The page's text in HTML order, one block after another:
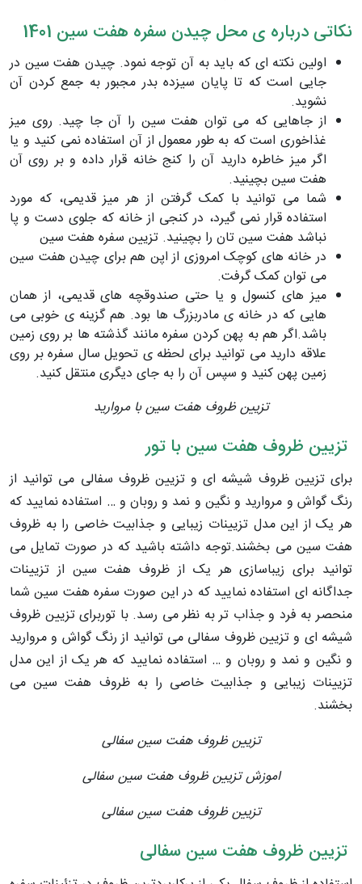
نکاتی درباره ی محل چیدن سفره هفت سین 1401
اولین نکته ای که باید به آن توجه نمود. چیدن هفت سین در
جایی است که تا پایان سیزده بدر مجبور به جمع کردن آن
نشوید.
از جاهایی که می توان هفت سین را آن جا چید. روی میز
غذاخوری است که به طور معمول از آن استفاده نمی کنید و یا
اگر میز خاطره دارید آن را کنج خانه قرار داده و بر روی آن
هفت سین بچینید.
شما می توانید با کمک گرفتن از هر میز قدیمی، که مورد
استفاده قرار نمی گیرد، در کنجی از خانه که جلوی دست و پا
نباشد هفت سین تان را بچینید. تزیین سفره هفت سین
در خانه های کوچک امروزی از اپن هم برای چیدن هفت سین
می توان کمک گرفت.
میز های کنسول و یا حتی صندوقچه های قدیمی، از همان
هایی که در خانه ی مادربزرگ ها بود. هم گزینه ی خوبی می
باشد.اگر هم به پهن کردن سفره مانند گذشته ها بر روی زمین
علاقه دارید می توانید برای لحظه ی تحویل سال سفره بر روی
زمین پهن کنید و سپس آن را به جای دیگری منتقل کنید.
تزیین ظروف هفت سین با مروارید
تزیین ظروف هفت سین با تور
برای تزیین ظروف شیشه ای و تزیین ظروف سفالی می توانید از
رنگ گواش و مروارید و نگین و نمد و روبان و … استفاده نمایید که
هر یک از این مدل تزیینات زیبایی و جذابیت خاصی را به ظروف
هفت سین می بخشند.توجه داشته باشید که در صورت تمایل می
توانید برای زیباسازی هر یک از ظروف هفت سین از تزیینات
جداگانه ای استفاده نمایید که در این صورت سفره هفت سین شما
منحصر به فرد و جذاب تر به نظر می رسد. با توربرای تزیین ظروف
شیشه ای و تزیین ظروف سفالی می توانید از رنگ گواش و مروارید
و نگین و نمد و روبان و … استفاده نمایید که هر یک از این مدل
تزیینات زیبایی و جذابیت خاصی را به ظروف هفت سین می
بخشند.
تزیین ظروف هفت سین سفالی
اموزش تزیین ظروف هفت سین سفالی
تزیین ظروف هفت سین سفالی
تزیین ظروف هفت سین سفالی